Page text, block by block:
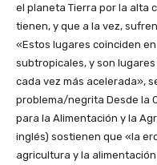
el planeta Tierra por la alta
tienen, y que a la vez,
«Estos lugares coinciden
subtropicales, y son
cada vez más acelerada»,
problema/negrita Desde la
para la Alimentación y la
inglés) sostienen que «la
agricultura y la